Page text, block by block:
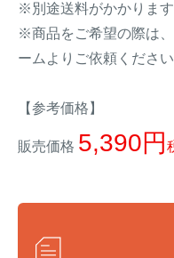
※別途送料がかかります
※商品をご希望の際は
ームよりご依頼ください
【参考価格】
販売価格 5,390
シカ対策
アライグマ対策
サル対策